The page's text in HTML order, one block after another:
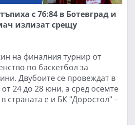
с 76:84 в Ботевград и
излизат срещу
на финалния турнир от
по баскетбол за
Двубоите се провеждат в
24 до 28 юни, а сред осемте
страната е и БК "Доростол" –